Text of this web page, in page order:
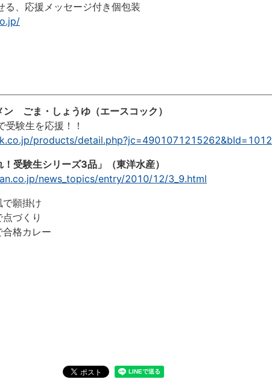
応援メッセージ付き個包装
ン ごま・しょうゆ（エースコック）
験生を応援！！
products/detail.php?jc=4901071215262&bId=1012
受験生シリーズ3品」（東洋水産）
news_topics/entry/2010/12/3_9.html
願掛け
づくり
格カレー